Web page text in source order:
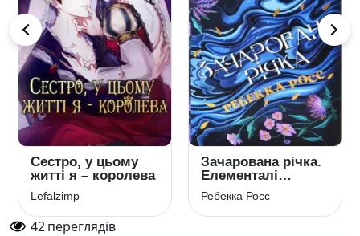
Сестро, у цьому
житті я – королева
Lefalzimp
Зачарована річка.
Елементалі
Кадансу 1
Ребекка Росс
42переглядів